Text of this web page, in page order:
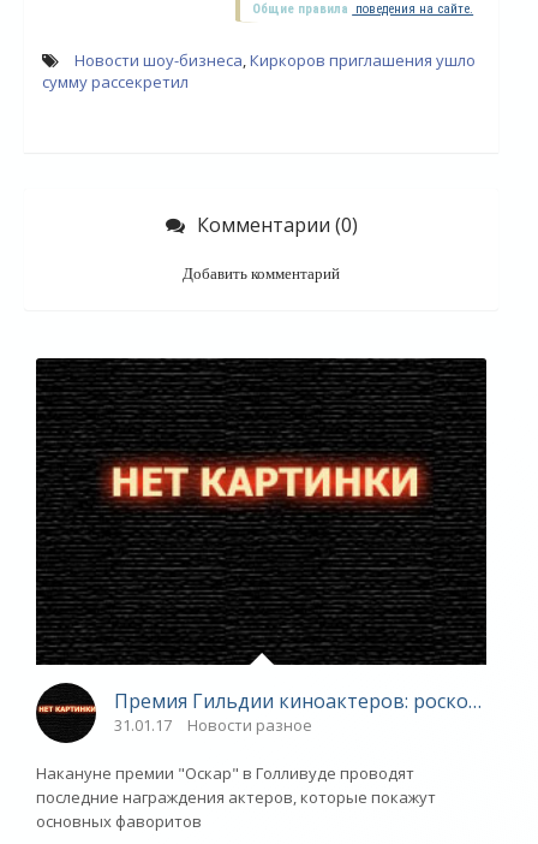
Общие правила поведения на сайте.
Новости шоу-бизнеса,Киркоров приглашения ушло
сумму рассекретил
Комментарии (0)
Добавить комментарий
Премия Гильдии киноактеров: роскошные
31.01.17 Новости разное
Накануне премии "Оскар" в Голливуде проводят
последние награждения актеров, которые покажут
основных фаворитов